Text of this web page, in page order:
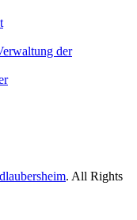
der
. All Rights